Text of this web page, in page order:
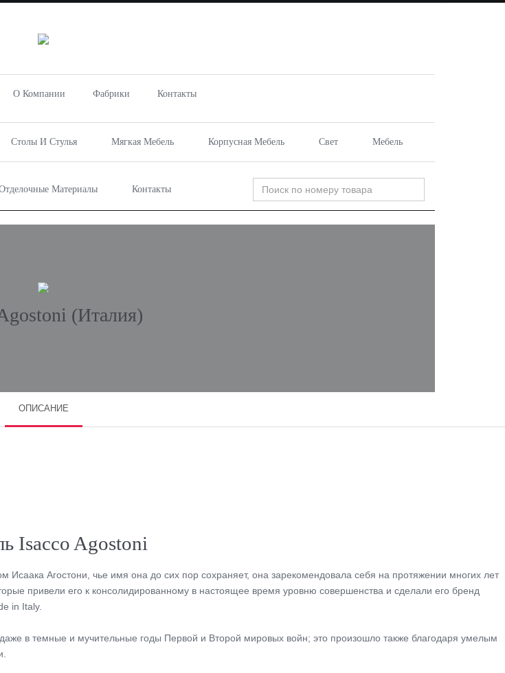
О Компании Фабрики Контакты
Столы И Стулья Мягкая Мебель Корпусная Мебель Свет Мебель
Материалы Контакты
(Италия)
ОПИСАНИЕ
Isacco Agostoni
Агостони, чье имя она до сих пор сохраняет, она зарекомендовала себя на протяжении многих лет
привели его к консолидированному в настоящее время уровню совершенства и сделали его бренд
in Italy.
в темные и мучительные годы Первой и Второй мировых войн; это произошло также благодаря умелым